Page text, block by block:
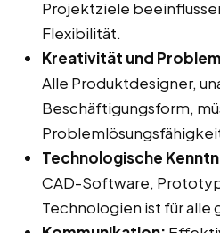
Projektziele
Flexibilität.
Kreativität und
Alle Produktdesigner,
Beschäftigungsform,
Technologische
CAD-Software,
Technologien ist für alle